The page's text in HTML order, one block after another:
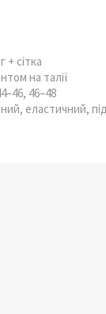
+ сітка
на талії
46–48
еластичний,